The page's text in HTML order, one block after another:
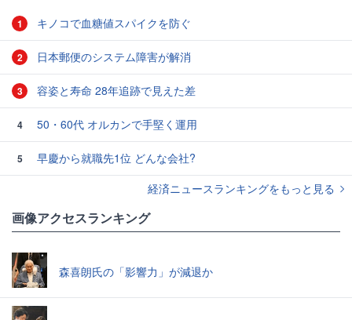
1 キノコで血糖値スパイクを防ぐ
2 日本郵便のシステム障害が解消
3 容姿と寿命 28年追跡で見えた差
4 50・60代 オルカンで手堅く運用
5
早慶から就職先1位 どんな会社?
経済ニュースランキングをもっと見る
画像アクセスランキング
森喜朗氏の「影響力」が減退か